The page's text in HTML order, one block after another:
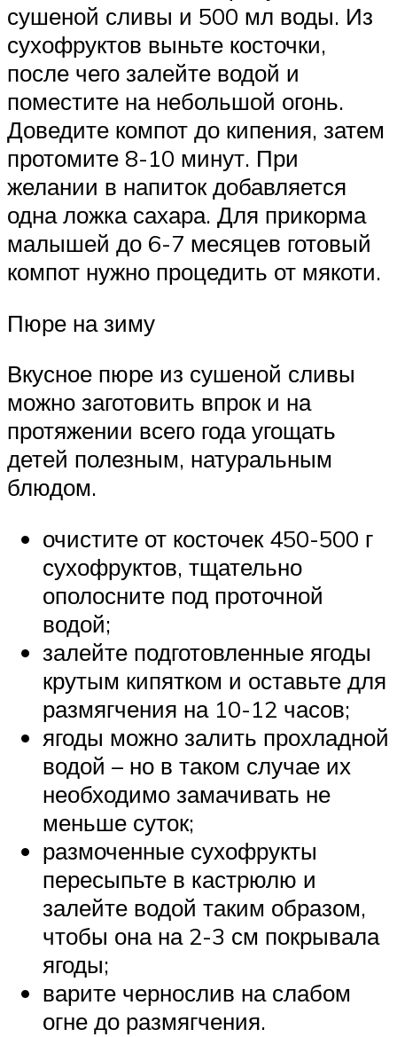
сушеной сливы и 500 мл воды. Из
сухофруктов выньте косточки,
после чего залейте водой и
поместите на небольшой огонь.
Доведите компот до кипения, затем
протомите 8-10 минут. При
желании в напиток добавляется
одна ложка сахара. Для прикорма
малышей до 6-7 месяцев готовый
компот нужно процедить от мякоти.
Пюре на зиму
Вкусное пюре из сушеной сливы
можно заготовить впрок и на
протяжении всего года угощать
детей полезным, натуральным
блюдом.
очистите от косточек 450-500 г
сухофруктов, тщательно
ополосните под проточной
водой;
залейте подготовленные ягоды
крутым кипятком и оставьте для
размягчения на 10-12 часов;
ягоды можно залить прохладной
водой – но в таком случае их
необходимо замачивать не
меньше суток;
размоченные сухофрукты
пересыпьте в кастрюлю и
залейте водой таким образом,
чтобы она на 2-3 см покрывала
ягоды;
варите чернослив на слабом
огне до размягчения.